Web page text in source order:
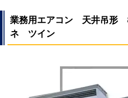
業務用エアコン 天井吊形
ネ ツイン